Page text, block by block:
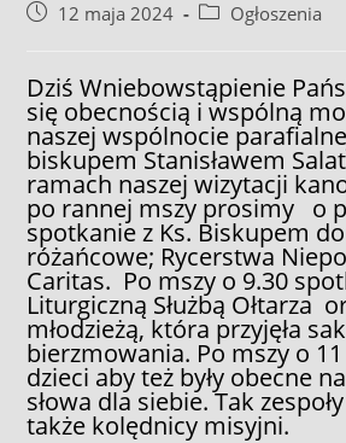
Post12 maja 2024
PostOgłoszenia
Dziś Wniebowstąpienie
się obecnością i wspólną
naszej wspólnocie
biskupem Stanisławem
ramach naszej wizytacji
po rannej mszy prosimy o
spotkanie z Ks. Biskupem
różańcowe; Rycerstwa
Caritas. Po mszy o 9.30
Liturgiczną Służbą Ołtarza
młodzieżą, która przyjęła
bierzmowania. Po mszy o
dzieci aby też były obecne
słowa dla siebie. Tak
także kolędnicy misyjni.